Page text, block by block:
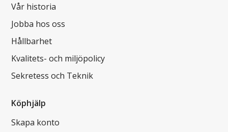
Vår historia
Jobba hos oss
Hållbarhet
Kvalitets- och miljöpolicy
Sekretess och Teknik
Köphjälp
Skapa konto